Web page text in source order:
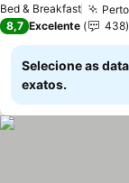
Bed & Breakfast
8,7 Excelente 438
Selecione as
exatos.